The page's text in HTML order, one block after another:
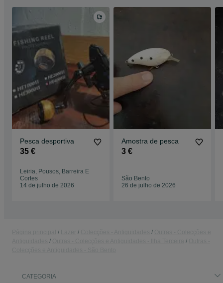
Pesca desportiva
35 €
Leiria, Pousos, Barreira E
Cortes
14 de julho de 2026
Amostra de pesca
3 €
São Bento
26 de julho de 2026
CATEGORIA